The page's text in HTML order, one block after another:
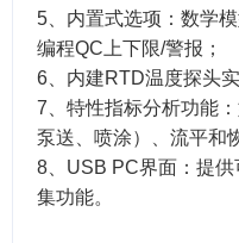
5、内置式选项：数学
编程QC上下限/警报；
6、内建RTD温度探头
7、特性指标分析功能
泵送、喷涂）、流平和
8、USB PC界面：提
集功能。